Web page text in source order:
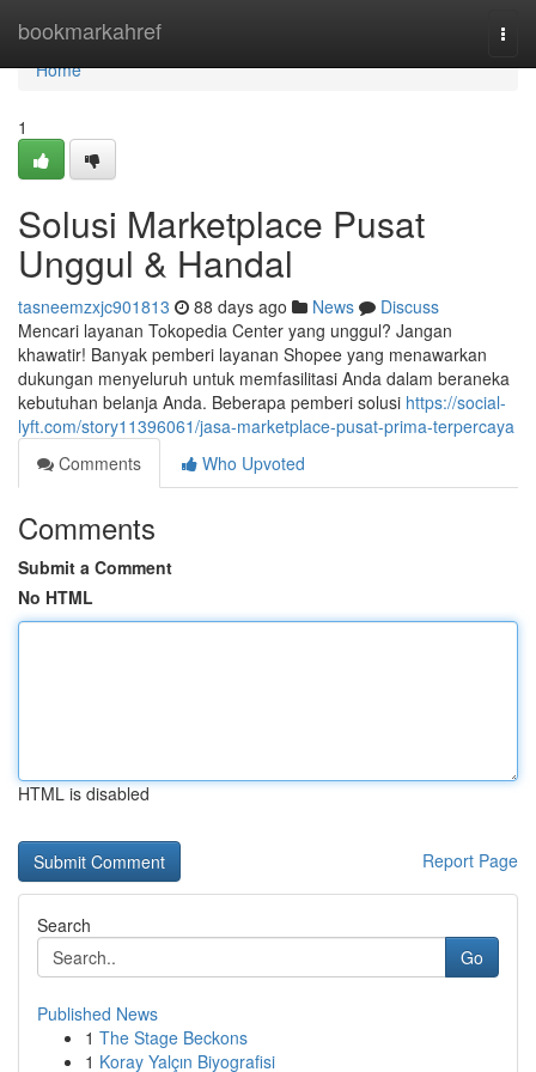
bookmarkahref
Home
Home
1
Solusi Marketplace Pusat
Unggul & Handal
tasneemzxjc901813 88 days ago News
Discuss
Mencari layanan Tokopedia Center yang unggul? Jangan
khawatir! Banyak pemberi layanan Shopee yang menawarkan
dukungan menyeluruh untuk memfasilitasi Anda dalam beraneka
kebutuhan belanja Anda. Beberapa pemberi solusi https://social-
lyft.com/story11396061/jasa-marketplace-pusat-prima-terpercaya
Comments
Who Upvoted
Comments
Submit a Comment
No HTML
HTML is disabled
Report Page
Search
Go
Published News
1 The Stage Beckons
1 Koray Yalçın Biyografisi